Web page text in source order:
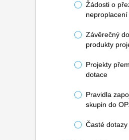
Žádosti o
Závěrečný
produkty
Projekty
dotace
Pravidla
skupin do
Časté dotazy